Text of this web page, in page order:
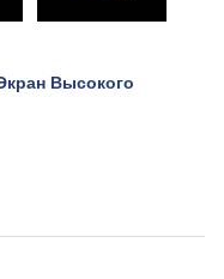
Высокого